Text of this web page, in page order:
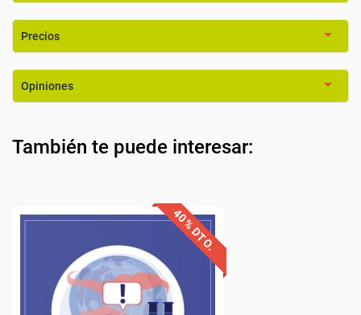
Precios
Opiniones
También te puede interesar:
Descuentos especiales
Sin requisitos de acceso
40% DTO.